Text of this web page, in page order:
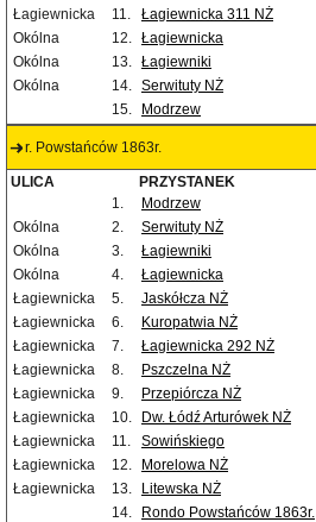
Łagiewnicka
11. Łagiewnicka 311 NŻ
Okólna
12. Łagiewnicka
Okólna
13. Łagiewniki
Okólna
14. Serwituty NŻ
15.
Modrzew
r. Powstańców 1863r.
ULICA PRZYSTANEK
1.
Modrzew
Okólna
2.
Serwituty NŻ
Okólna
3. Łagiewniki
Okólna
4. Łagiewnicka
Łagiewnicka
5.
Jaskółcza NŻ
Łagiewnicka
6.
Kuropatwia NŻ
Łagiewnicka
7.
Łagiewnicka 292 NŻ
Łagiewnicka
8.
Pszczelna NŻ
Łagiewnicka
9.
Przepiórcza NŻ
Łagiewnicka
10.
Dw. Łódź Arturówek NŻ
Łagiewnicka
11. Sowińskiego
Łagiewnicka
12. Morelowa NŻ
Łagiewnicka
13. Litewska NŻ
14.
Rondo Powstańców 1863r.